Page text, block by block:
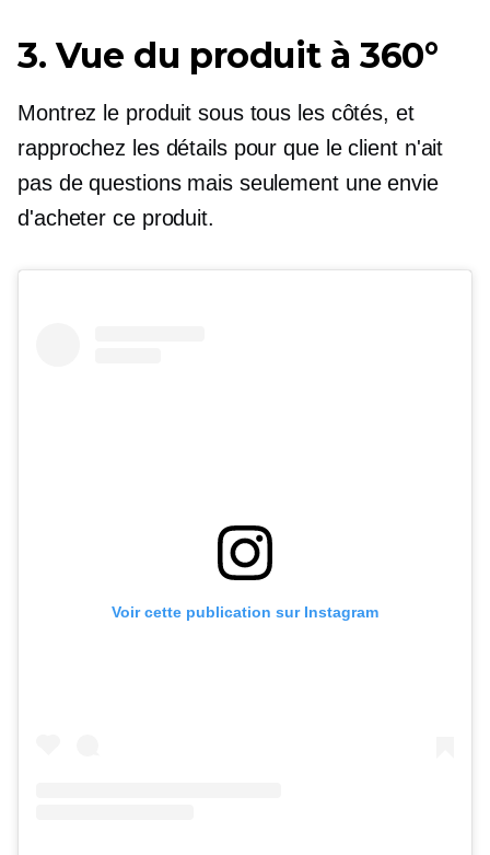
3. Vue du produit à 360°
Montrez le produit sous tous les côtés, et
rapprochez les détails pour que le client n'ait
pas de questions mais seulement une envie
d'acheter ce produit.
Voir cette publication sur Instagram